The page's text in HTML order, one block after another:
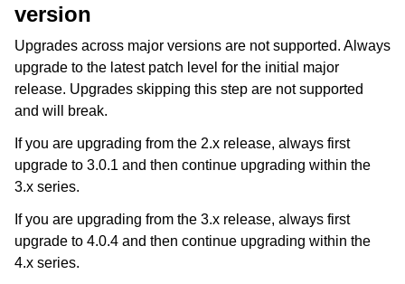
version
Upgrades across major versions are not supported. Always
upgrade to the latest patch level for the initial major
release. Upgrades skipping this step are not supported
and will break.
If you are upgrading from the 2.x release, always first
upgrade to 3.0.1 and then continue upgrading within the
3.x series.
If you are upgrading from the 3.x release, always first
upgrade to 4.0.4 and then continue upgrading within the
4.x series.